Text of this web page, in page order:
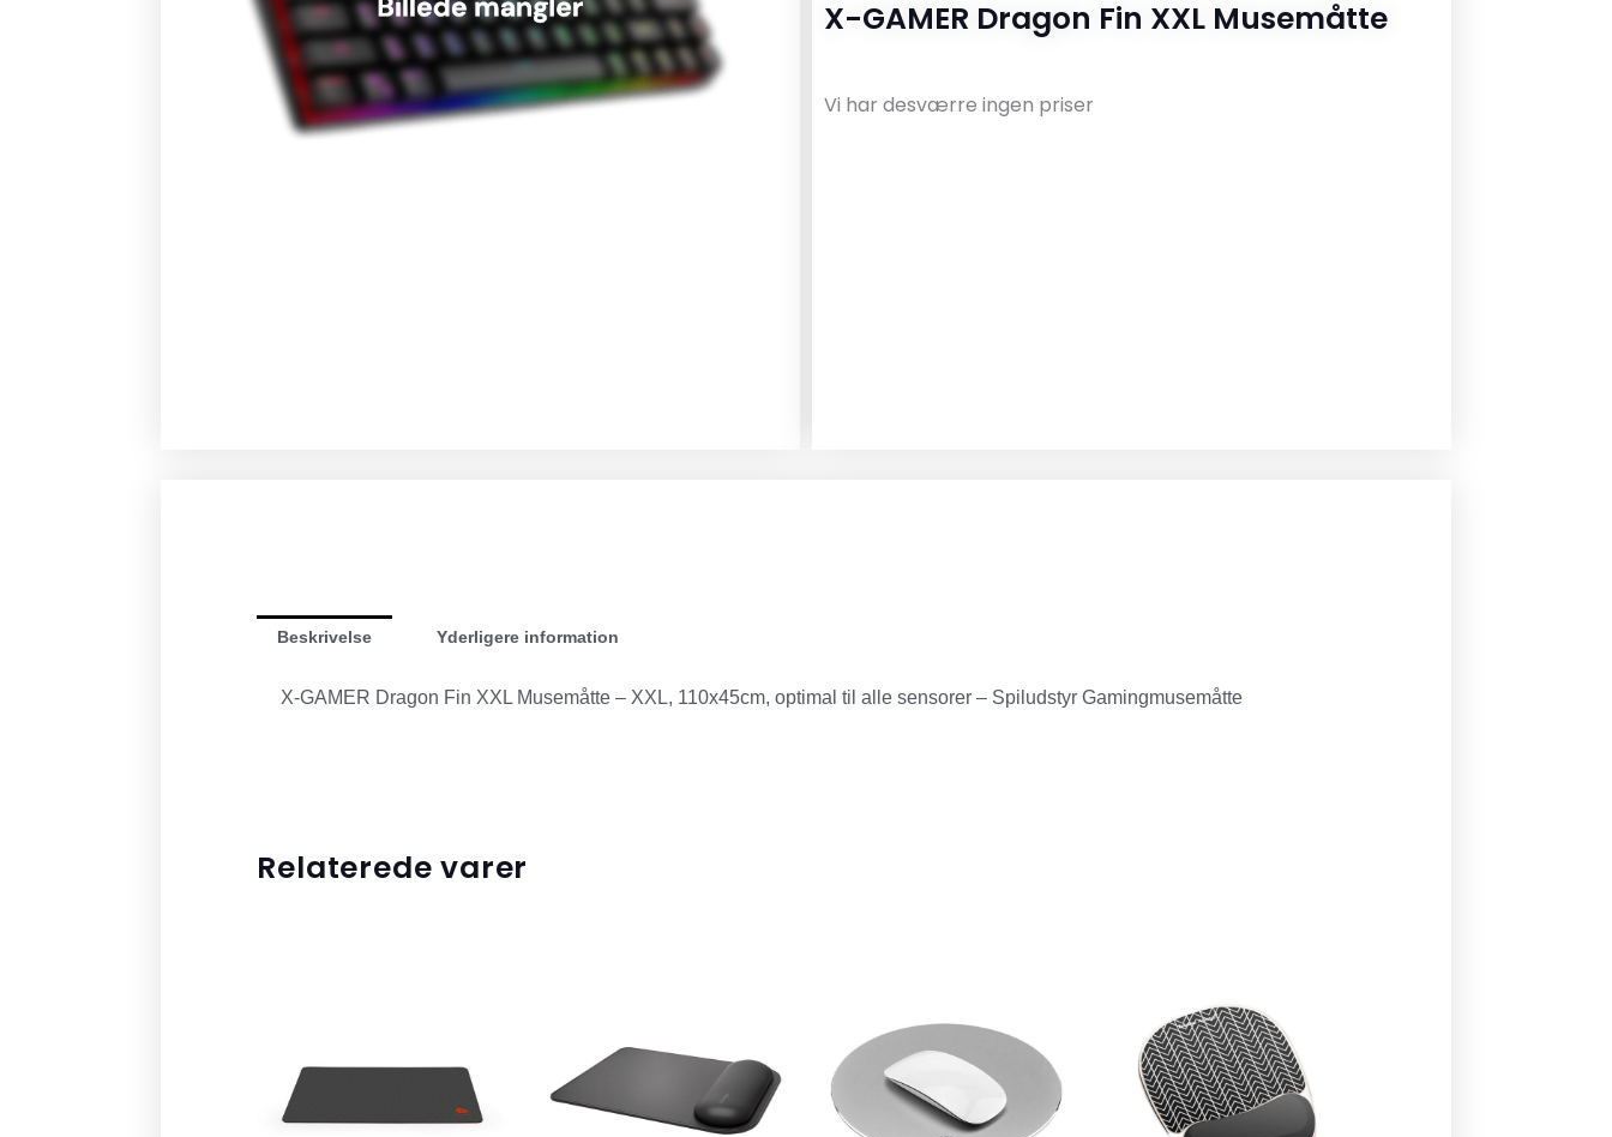
X-GAMER Dragon Fin XXL Musemåtte
Vi har desværre ingen priser
Beskrivelse Yderligere information
X-GAMER Dragon Fin XXL Musemåtte – XXL, 110x45cm, optimal til alle sensorer – Spiludstyr Gamingmusemåtte
Relaterede varer